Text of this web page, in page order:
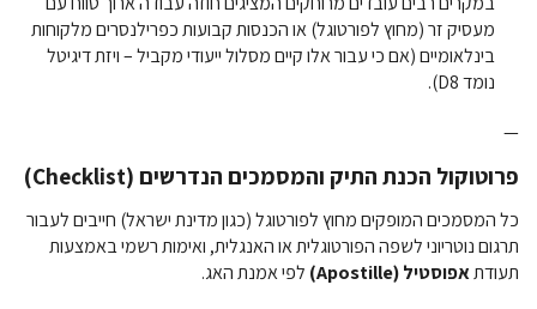
מעסיק זר (מחוץ לפורטוגל) או הכנסות קבועות כפרילנסרים מלקוחות
בינלאומיים (אם כי עבור אלו קיים מסלול ייעודי מקביל – ויזת דיגיטל
נומד D8).
—
פרוטוקול הכנת התיק והמסמכים הנדרשים (Checklist)
כל המסמכים המופקים מחוץ לפורטוגל (כגון מדינת ישראל) חייבים לעבור
תרגום נוטריוני לשפה הפורטוגלית או האנגלית, ואימות רשמי באמצעות
תעודתאפוסטיל (Apostille)
לפי אמנת האג.